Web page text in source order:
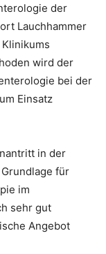
der
Lauchhammer
wird der
bei der
Einsatz
in der
für
im
sehr gut
Angebot